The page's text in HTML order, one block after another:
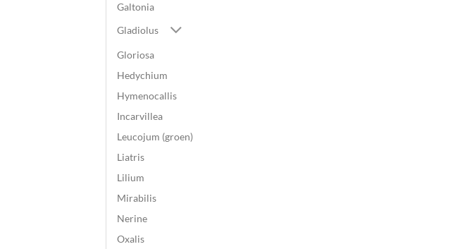
Galtonia
Gladiolus
Gloriosa
Hedychium
Hymenocallis
Incarvillea
Leucojum (groen)
Liatris
Lilium
Mirabilis
Nerine
Oxalis